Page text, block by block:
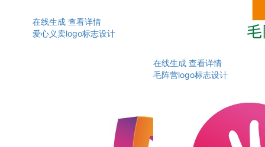
在线生成 查看详情
爱心义卖logo标志设计
在线生成 查看详情
毛阵营logo标志设计